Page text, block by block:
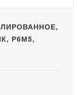
Р6М5,